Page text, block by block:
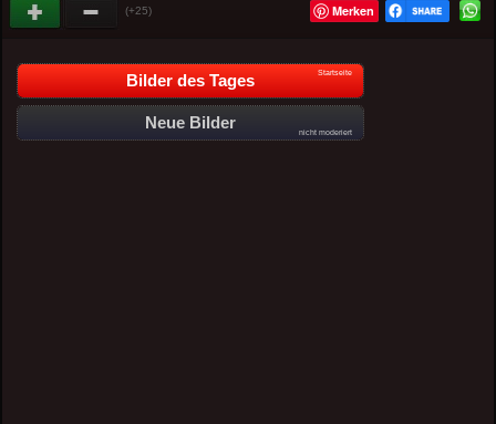
(+25) Merken
Bilder des Tages Startseite
Neue Bilder
nicht moderiert